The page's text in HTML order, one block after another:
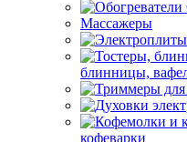
Массажеры
блинницы,
кофеварки